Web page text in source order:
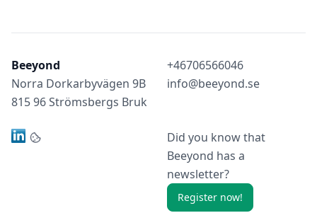
Beeyond
Norra Dorkarbyvägen 9B
815 96 Strömsbergs Bruk
+46706566046
info@beeyond.se
Did you know that
Beeyond has a
newsletter?
Register now!